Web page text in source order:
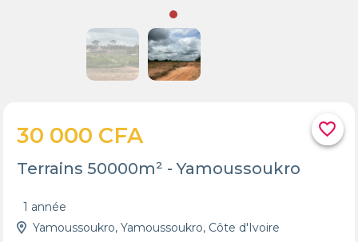
favorite_border
30 000 CFA
Terrains 50000m² - Yamoussoukro
1 année
Yamoussoukro, Yamoussoukro, Côte d'Ivoire